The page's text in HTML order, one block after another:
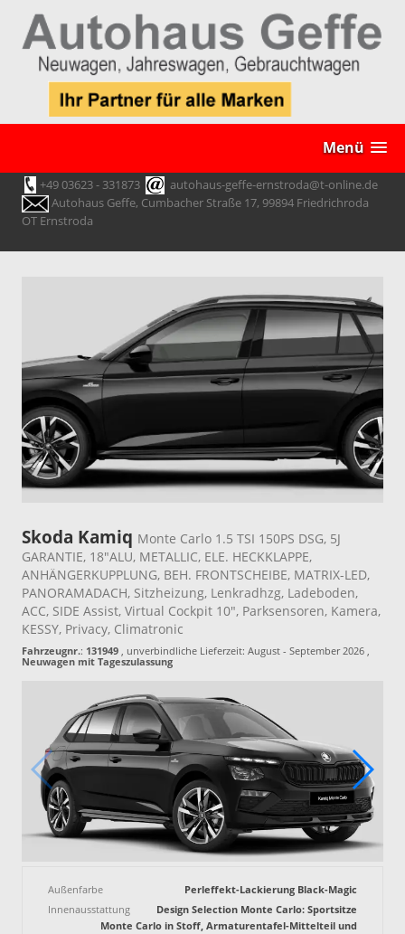
Menü
+49 03623 - 331873
autohaus-geffe-ernstroda@t-online.de
Autohaus Geffe, Cumbacher Straße 17, 99894 Friedrichroda
OT Ernstroda
Skoda Kamiq Monte Carlo 1.5 TSI 150PS DSG, 5J
GARANTIE, 18"ALU, METALLIC, ELE. HECKKLAPPE,
ANHÄNGERKUPPLUNG, BEH. FRONTSCHEIBE, MATRIX-LED,
PANORAMADACH, Sitzheizung, Lenkradhzg, Ladeboden,
ACC, SIDE Assist, Virtual Cockpit 10", Parksensoren, Kamera,
KESSY, Privacy, Climatronic
Fahrzeugnr.: 131949 , unverbindliche Lieferzeit: August - September 2026 ,
Neuwagen mit Tageszulassung
Außenfarbe
Perleffekt-Lackierung Black-Magic
Innenausstattung
Design Selection Monte Carlo: Sportsitze
Monte Carlo in Stoff, Armaturentafel-Mittelteil und